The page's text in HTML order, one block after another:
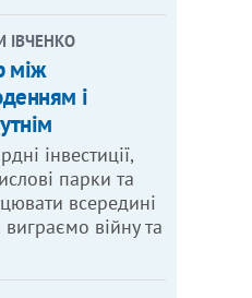
ІВЧЕНКО
між
і
інвестиції,
парки та
всередині
війну та